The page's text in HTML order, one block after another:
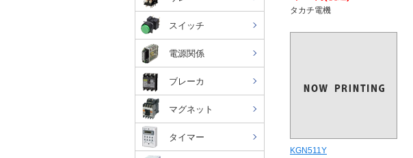
タカチ電機
KGN511Y
スイッチ
電源関係
ブレーカ
マグネット
タイマー